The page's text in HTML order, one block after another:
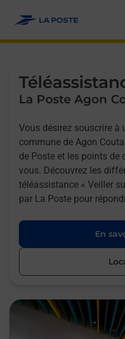
La Poste Agon
Vous désirez souscrire à
commune de Agon
de Poste et les points de
vous. Découvrez les
téléassistance « Veiller
par La Poste pour
En